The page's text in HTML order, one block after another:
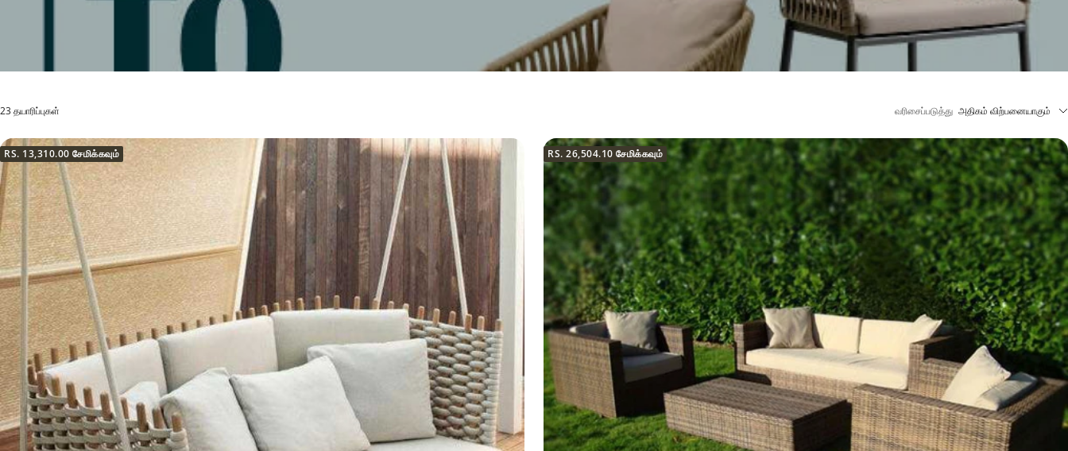
23 தயாரிப்புகள் வரிசைப்படுத்து அதிகம் விற்பனையாகும்
RS. 13,310.00 சேமிக்கவும் RS. 26,504.10 சேமிக்கவும்